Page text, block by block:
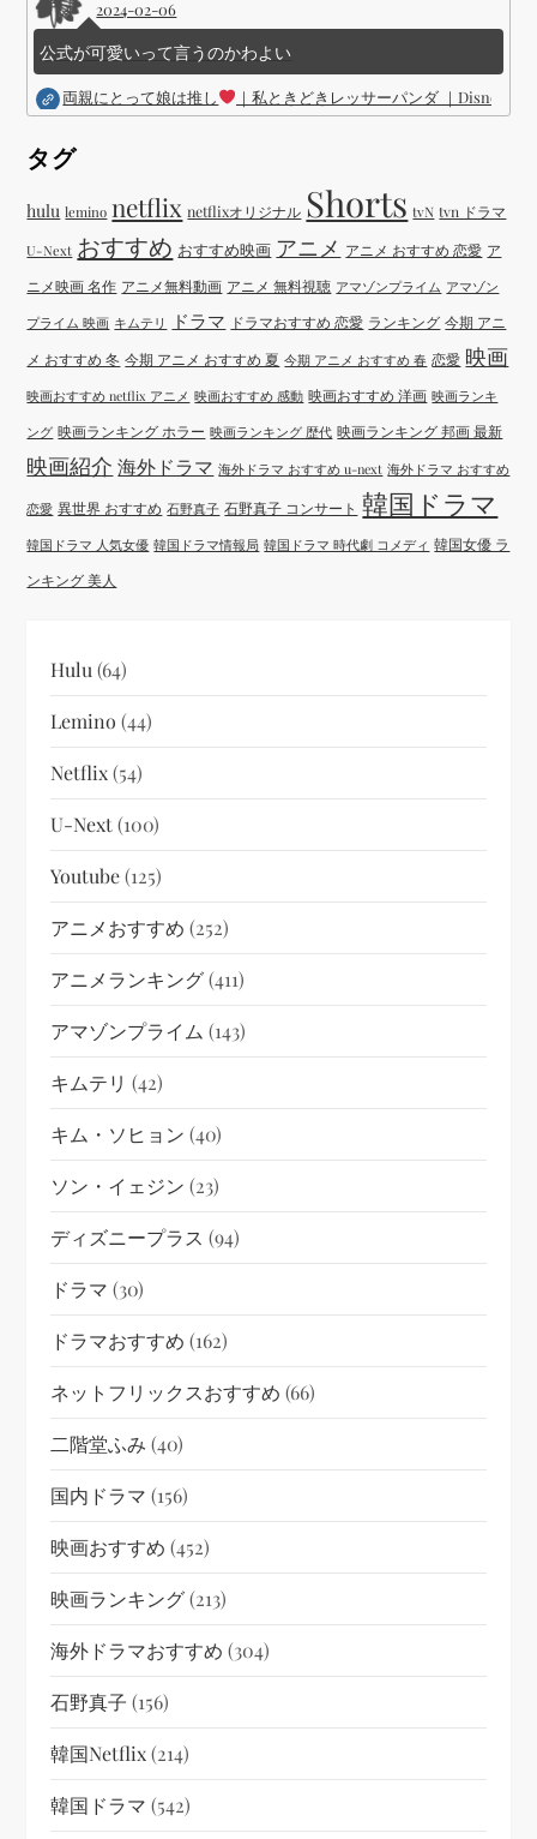
2024-02-06
公式が可愛いって言うのかわよい
両親にとって娘は推し ｜私ときどきレッサーパンダ ｜Disney (
タグ
hulu lemino netflix netflixオリジナル Shorts tvN tvn ドラマ
U-Next おすすめ おすすめ映画 アニメ アニメ おすすめ 恋愛 ア
ニメ映画 名作 アニメ無料動画 アニメ 無料視聴 アマゾンプライム アマゾン
プライム 映画 キムテリ ドラマ ドラマおすすめ 恋愛 ランキング 今期 アニ
メ おすすめ 冬 今期 アニメ おすすめ 夏 今期 アニメ おすすめ 春 恋愛 映画
映画おすすめ netflix アニメ 映画おすすめ 感動 映画おすすめ 洋画 映画ランキ
ング 映画ランキング ホラー 映画ランキング 歴代 映画ランキング 邦画 最新
映画紹介 海外ドラマ 海外ドラマ おすすめ u-next 海外ドラマ おすすめ
恋愛 異世界 おすすめ 石野真子 石野真子 コンサート 韓国ドラマ
韓国ドラマ 人気女優 韓国ドラマ情報局 韓国ドラマ 時代劇 コメディ 韓国女優 ラ
ンキング 美人
Hulu (64)
Lemino (44)
Netflix(54)
U-Next(100)
Youtube(125)
アニメおすすめ (252)
アニメランキング(411)
アマゾンプライム (143)
キムテリ (42)
キム・ソヒョン (40)
ソン・イェジン (23)
ディズニープラス (94)
ドラマ (30)
ドラマおすすめ (162)
ネットフリックスおすすめ (66)
二階堂ふみ (40)
国内ドラマ (156)
映画おすすめ (452)
映画ランキング(213)
海外ドラマおすすめ (304)
石野真子 (156)
韓国netflix(214)
韓国ドラマ (542)